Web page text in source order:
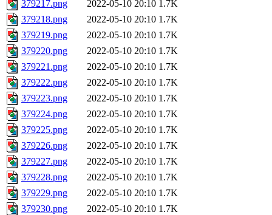
379217.png 2022-05-10 20:10 1.7K
379218.png
2022-05-10 20:10 1.7K
379219.png
2022-05-10 20:10 1.7K
379220.png
2022-05-10 20:10 1.7K
379221.png
2022-05-10 20:10 1.7K
379222.png
2022-05-10 20:10 1.7K
379223.png
2022-05-10 20:10 1.7K
379224.png
2022-05-10 20:10 1.7K
379225.png
2022-05-10 20:10 1.7K
379226.png
2022-05-10 20:10 1.7K
379227.png
2022-05-10 20:10 1.7K
379228.png
2022-05-10 20:10 1.7K
379229.png
2022-05-10 20:10 1.7K
379230.png
2022-05-10 20:10 1.7K